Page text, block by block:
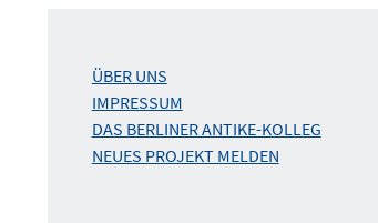
ÜBER UNS
IMPRESSUM
DAS BERLINER ANTIKE-KOLLEG
NEUES PROJEKT MELDEN